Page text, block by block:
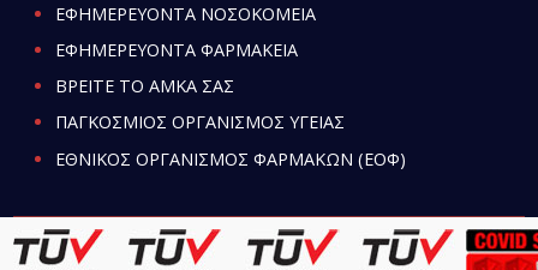
ΕΦΗΜΕΡΕΥΟΝΤΑ ΝΟΣΟΚΟΜΕΙΑ
ΕΦΗΜΕΡΕΥΟΝΤΑ ΦΑΡΜΑΚΕΙΑ
ΒΡΕΙΤΕ ΤΟ ΑΜΚΑ ΣΑΣ
ΠΑΓΚΟΣΜΙΟΣ ΟΡΓΑΝΙΣΜΟΣ ΥΓΕΙΑΣ
ΕΘΝΙΚΟΣ ΟΡΓΑΝΙΣΜΟΣ ΦΑΡΜΑΚΩΝ (ΕΟΦ)